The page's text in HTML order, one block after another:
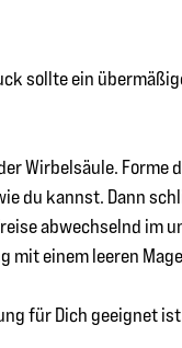
sollte ein
Wirbelsäule. Forme
du kannst. Dann
abwechselnd im
mit einem leeren
für Dich geeignet